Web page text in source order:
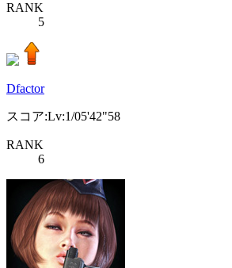
RANK
5
Dfactor
スコア:Lv:1/05'42"58
RANK
6